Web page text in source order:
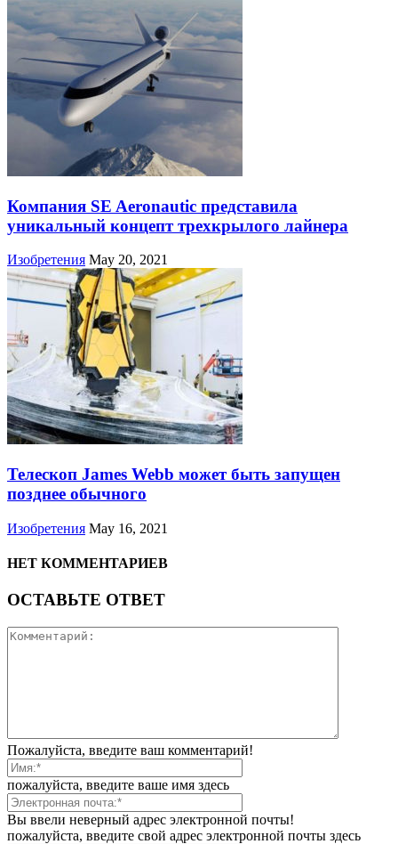
Компания SE Aeronautic представила
уникальный концепт трехкрылого лайнера
Изобретения May 20, 2021
Телескоп James Webb может быть запущен
позднее обычного
Изобретения May 16, 2021
НЕТ КОММЕНТАРИЕВ
ОСТАВЬТЕ ОТВЕТ
Пожалуйста, введите ваш комментарий!
пожалуйста, введите ваше имя здесь
Вы ввели неверный адрес электронной почты!
пожалуйста, введите свой адрес электронной почты здесь